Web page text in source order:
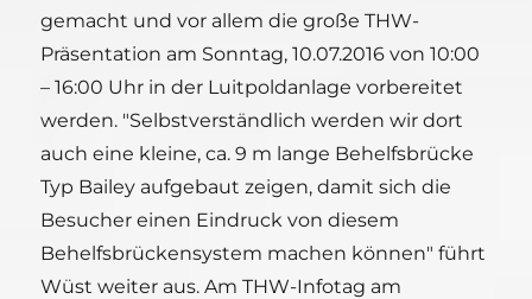
gemacht und vor allem die große THW-
Präsentation am Sonntag, 10.07.2016 von 10:00
– 16:00 Uhr in der Luitpoldanlage vorbereitet
werden. "Selbstverständlich werden wir dort
auch eine kleine, ca. 9 m lange Behelfsbrücke
Typ Bailey aufgebaut zeigen, damit sich die
Besucher einen Eindruck von diesem
Behelfsbrückensystem machen können" führt
Wüst weiter aus. Am THW-Infotag am